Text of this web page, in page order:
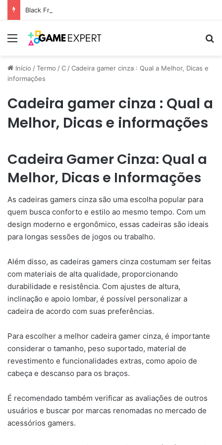
Black Friday: descontos incríveis em eletrônicos
Menu
Início /Termo /C /Cadeira gamer cinza : Qual a Melhor, Dicas e
informações
Cadeira gamer cinza : Qual a
Melhor, Dicas e informações
Cadeira Gamer Cinza: Qual a
Melhor, Dicas e Informações
As cadeiras gamers cinza são uma escolha popular para
quem busca conforto e estilo ao mesmo tempo. Com um
design moderno e ergonômico, essas cadeiras são ideais
para longas sessões de jogos ou trabalho.
Além disso, as cadeiras gamers cinza costumam ser feitas
com materiais de alta qualidade, proporcionando
durabilidade e resistência. Com ajustes de altura,
inclinação e apoio lombar, é possível personalizar a
cadeira de acordo com suas preferências.
Para escolher a melhor cadeira gamer cinza, é importante
considerar o tamanho, peso suportado, material de
revestimento e funcionalidades extras, como apoio de
cabeça e descanso para os braços.
É recomendado também verificar as avaliações de outros
usuários e buscar por marcas renomadas no mercado de
acessórios gamers.